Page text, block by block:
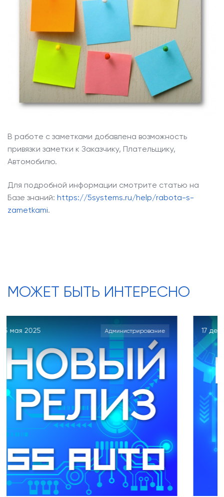
Контакты
Задать
вопрос
В работе с заметками добавлена возможность
привязки заметки к Заказчику, Плательщику,
Автомобилю.
Для подробной информации смотрите статью на
Базе знаний: https://5systems.ru/help/rabota-s-
zametkami.
МОЖЕТ БЫТЬ ИНТЕРЕСНО
Администрирование 17 декабря 2024